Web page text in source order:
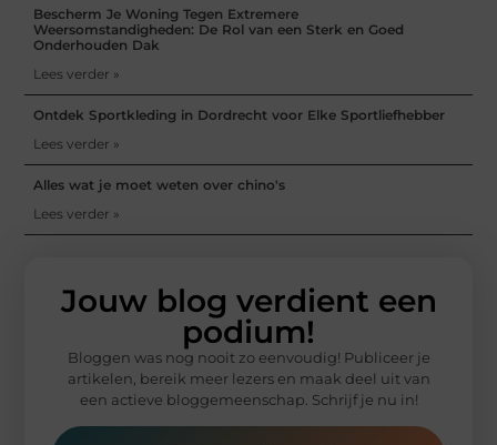
Bescherm Je Woning Tegen Extremere
Weersomstandigheden: De Rol van een Sterk en Goed
Onderhouden Dak
Lees verder »
Ontdek Sportkleding in Dordrecht voor Elke Sportliefhebber
Lees verder »
Alles wat je moet weten over chino's
Lees verder »
Jouw blog verdient een
podium!
Bloggen was nog nooit zo eenvoudig! Publiceer je
artikelen, bereik meer lezers en maak deel uit van
een actieve bloggemeenschap. Schrijf je nu in!